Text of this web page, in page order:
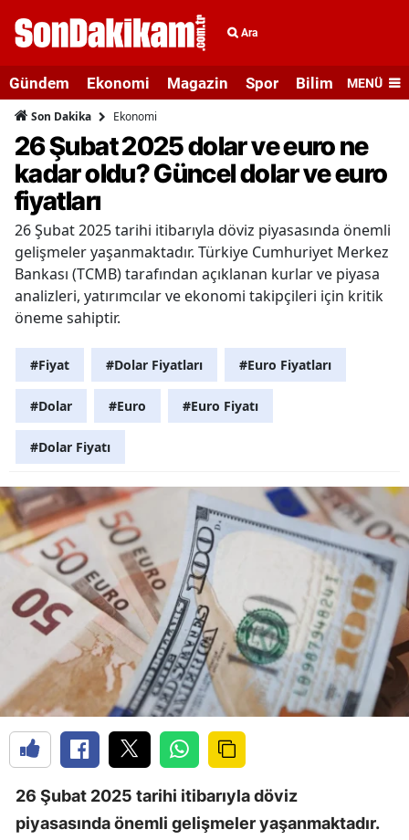
Ara
Gündem Ekonomi Magazin Spor Bilim veMENÜ
Son Dakika Ekonomi
26 Şubat 2025 dolar ve euro ne
kadar oldu? Güncel dolar ve euro
fiyatları
26 Şubat 2025 tarihi itibarıyla döviz piyasasında önemli
gelişmeler yaşanmaktadır. Türkiye Cumhuriyet Merkez
Bankası (TCMB) tarafından açıklanan kurlar ve piyasa
analizleri, yatırımcılar ve ekonomi takipçileri için kritik
öneme sahiptir.
#Fiyat #Dolar Fiyatları #Euro Fiyatları
#Dolar #Euro #Euro Fiyatı
#Dolar Fiyatı
26 Şubat 2025 tarihi itibarıyla döviz
piyasasında önemli gelişmeler yaşanmaktadır.